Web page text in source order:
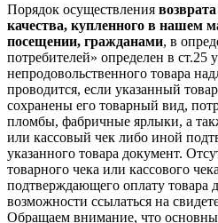
Порядок осуществления
качества, купленного в нашем
посещении, гражданами, в
потребителей» определен в
непродовольственного товара
проводится, если указанный
сохранены его товарный вид,
пломбы, фабричные ярлыки, а
или кассовый чек либо иной
указанного товара документ.
товарного чека или кассового
подтверждающего оплату товара
возможности ссылаться на
Обращаем внимание, что